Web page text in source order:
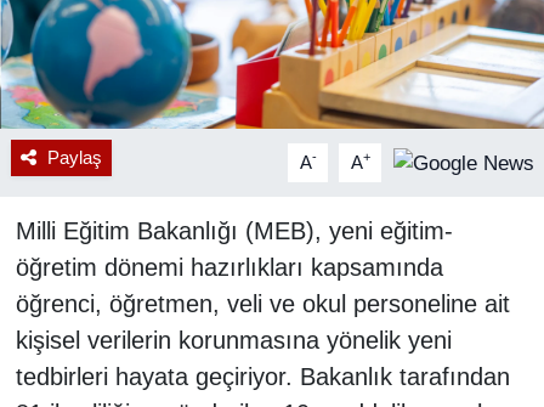
Paylaş A- A+
Milli Eğitim Bakanlığı (MEB), yeni eğitim-
öğretim dönemi hazırlıkları kapsamında
öğrenci, öğretmen, veli ve okul personeline ait
kişisel verilerin korunmasına yönelik yeni
tedbirleri hayata geçiriyor. Bakanlık tarafından